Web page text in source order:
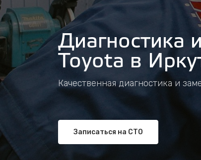
Диагностика
Toyota в
Качественная диагностика и
Записаться на СТО